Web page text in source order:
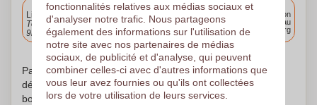
Inclus
Livraison standard
Téléchargez et approuvez vos fichiers demain avant
9h30.
Livraison
partout au
Luxembourg
Pas d'inquiétude ! Nous vérifions chaque logo et ne
débutons l'impression qu'après accord de votre part sur le
bon à tirer reçu. Pas avant. Votre satisfaction est notre
fonctionnalités relatives aux médias sociaux et
d'analyser notre trafic. Nous partageons
également des informations sur l'utilisation de
notre site avec nos partenaires de médias
sociaux, de publicité et d'analyse, qui peuvent
combiner celles-ci avec d'autres informations que
vous leur avez fournies ou qu'ils ont collectées
lors de votre utilisation de leurs services.